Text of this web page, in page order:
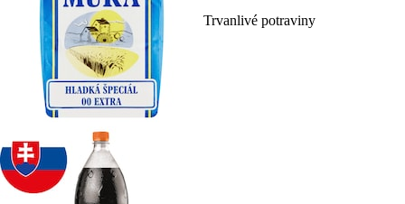
Trvanlivé potraviny